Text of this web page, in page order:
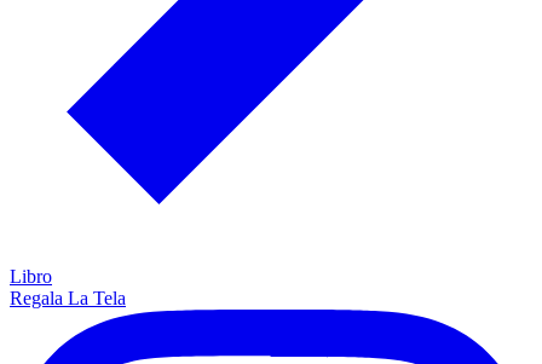
Libro
Regala La Tela